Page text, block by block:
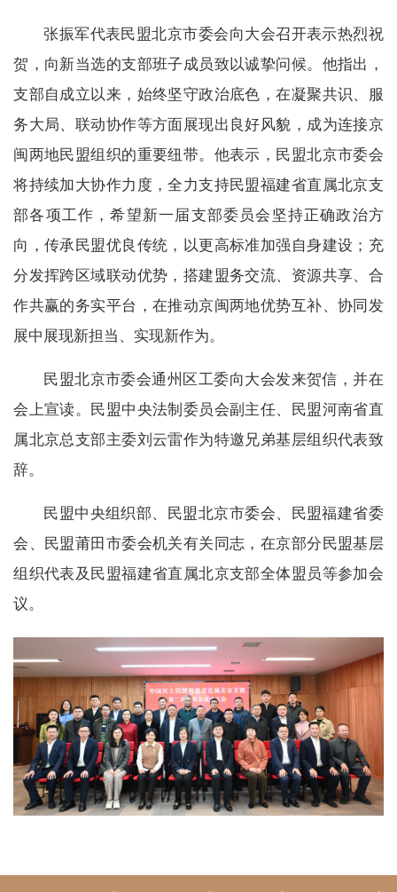
张振军代表民盟北京市委会向大会召开表示热烈祝
贺，向新当选的支部班子成员致以诚挚问候。他指出，
支部自成立以来，始终坚守政治底色，在凝聚共识、服
务大局、联动协作等方面展现出良好风貌，成为连接京
闽两地民盟组织的重要纽带。他表示，民盟北京市委会
将持续加大协作力度，全力支持民盟福建省直属北京支
部各项工作，希望新一届支部委员会坚持正确政治方
向，传承民盟优良传统，以更高标准加强自身建设；充
分发挥跨区域联动优势，搭建盟务交流、资源共享、合
作共赢的务实平台，在推动京闽两地优势互补、协同发
展中展现新担当、实现新作为。
民盟北京市委会通州区工委向大会发来贺信，并在
会上宣读。民盟中央法制委员会副主任、民盟河南省直
属北京总支部主委刘云雷作为特邀兄弟基层组织代表致
辞。
民盟中央组织部、民盟北京市委会、民盟福建省委
会、民盟莆田市委会机关有关同志，在京部分民盟基层
组织代表及民盟福建省直属北京支部全体盟员等参加会
议。